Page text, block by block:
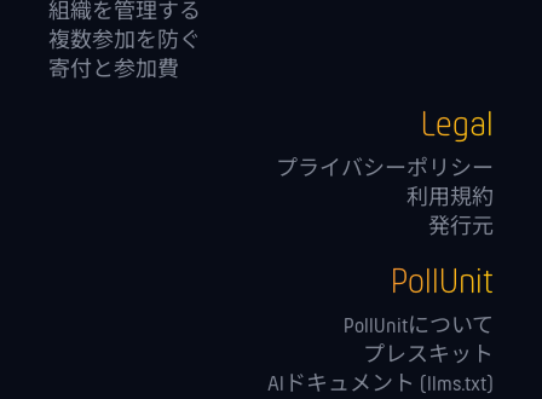
組織を管理する
複数参加を防ぐ
寄付と参加費
Legal
プライバシーポリシー
利用規約
発行元
PollUnit
PollUnitについて
プレスキット
AIドキュメント (llms.txt)